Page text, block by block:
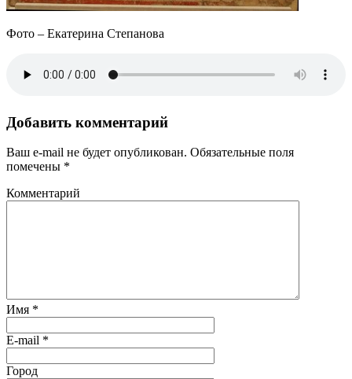
Фото – Екатерина Степанова
Добавить комментарий
Ваш e-mail не будет опубликован. Обязательные поля
помечены *
Комментарий
Имя *
E-mail *
Город